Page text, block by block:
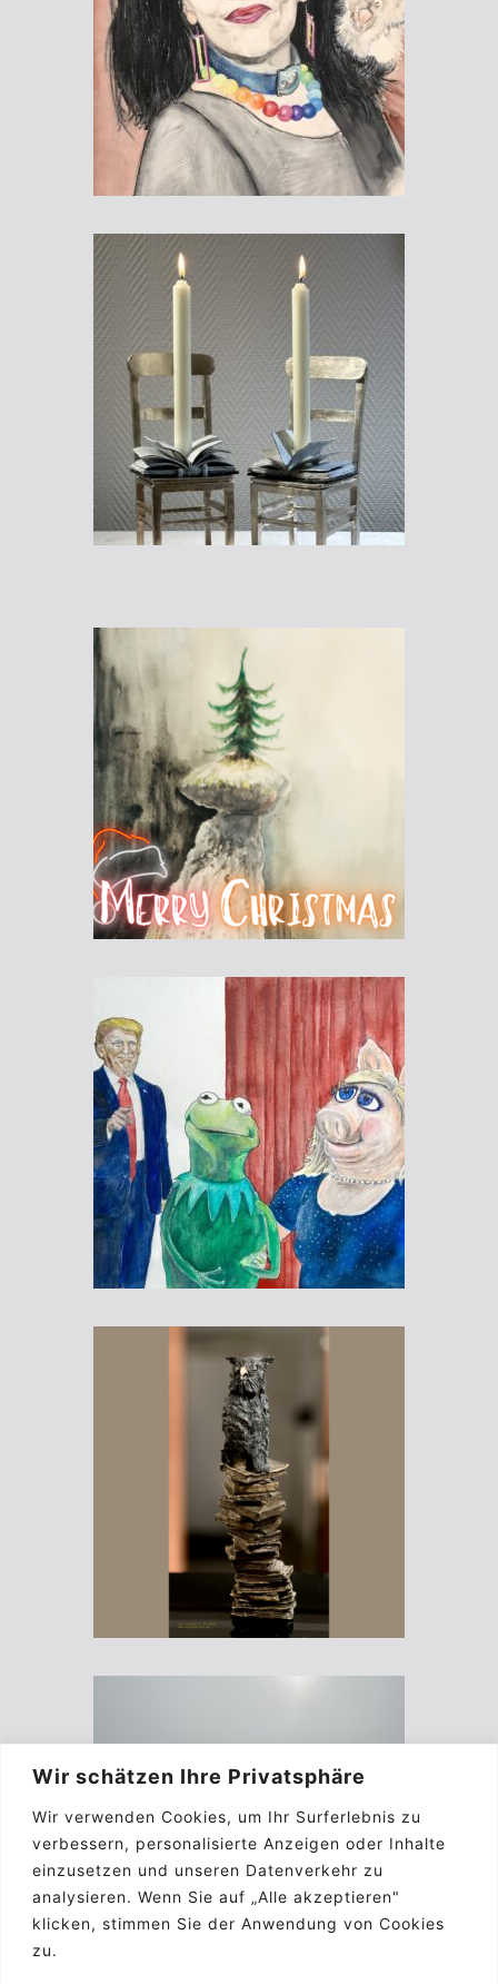
Wir schätzen Ihre Privatsphäre
Wir verwenden Cookies, um Ihr Surferlebnis zu
verbessern, personalisierte Anzeigen oder Inhalte
einzusetzen und unseren Datenverkehr zu
analysieren. Wenn Sie auf „Alle akzeptieren"
klicken, stimmen Sie der Anwendung von Cookies
zu.